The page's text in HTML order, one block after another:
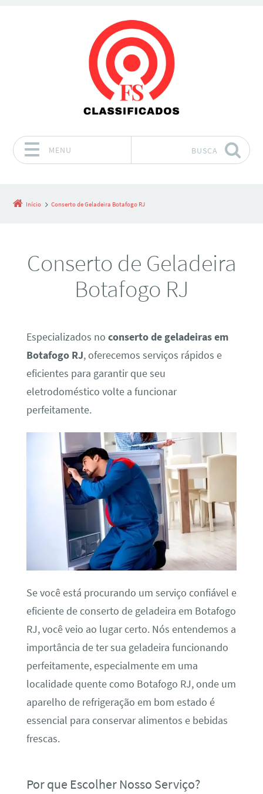
MENU BUSCA
Início Conserto de Geladeira Botafogo RJ
Conserto de Geladeira
Botafogo RJ
Especializados no conserto de geladeiras em
Botafogo RJ, oferecemos serviços rápidos e
eficientes para garantir que seu
eletrodoméstico volte a funcionar
perfeitamente.
Se você está procurando um serviço confiável e
eficiente de conserto de geladeira em Botafogo
RJ, você veio ao lugar certo. Nós entendemos a
importância de ter sua geladeira funcionando
perfeitamente, especialmente em uma
localidade quente como Botafogo RJ, onde um
aparelho de refrigeração em bom estado é
essencial para conservar alimentos e bebidas
frescas.
Por que Escolher Nosso Serviço?